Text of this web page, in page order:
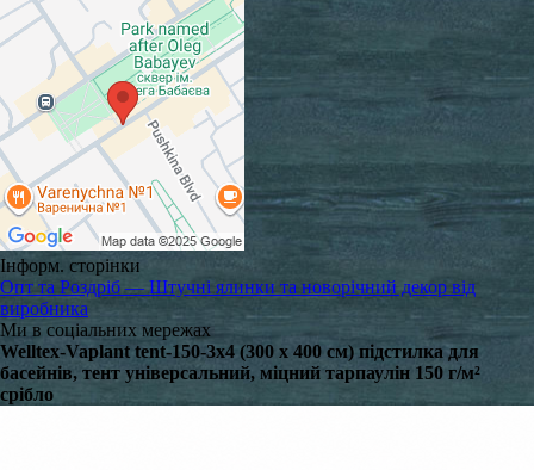
Інформ. сторінки
Опт та Роздріб — Штучні ялинки та новорічний декор від
виробника
Ми в соціальних мережах
Welltex-Vaplant tent-150-3x4 (300 x 400 см) підстилка для
басейнів, тент універсальний, міцний тарпаулін 150 г/м²
срібло